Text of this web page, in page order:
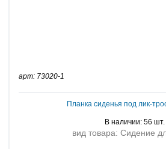
арт: 73020-1
Планка сиденья под лик-
В наличии: 56 шт.
вид товара: Сидение